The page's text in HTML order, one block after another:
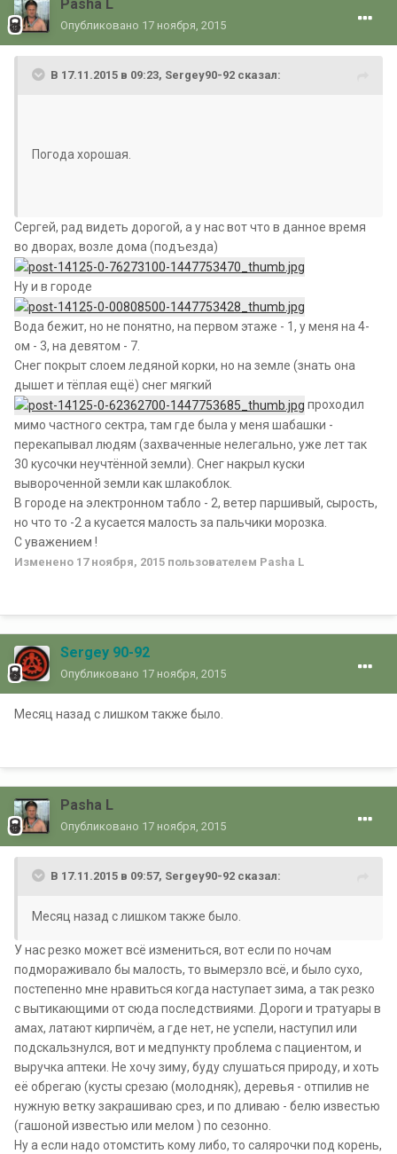
Pasha L
Опубликовано 17 ноября, 2015
В 17.11.2015 в 09:23, Sergey90-92 сказал:
Погода хорошая.
Сергей, рад видеть дорогой, а у нас вот что в данное время
во дворах, возле дома (подъезда)
Ну и в городе
Вода бежит, но не понятно, на первом этаже - 1, у меня на 4-
ом - 3, на девятом - 7.
Снег покрыт слоем ледяной корки, но на земле (знать она
дышет и тёплая ещё) снег мягкий
проходил
мимо частного сектра, там где была у меня шабашки -
перекапывал людям (захваченные нелегально, уже лет так
30 кусочки неучтённой земли). Снег накрыл куски
вывороченной земли как шлакоблок.
В городе на электронном табло - 2, ветер паршивый, сырость,
но что то -2 а кусается малость за пальчики морозка.
С уважением !
Изменено 17 ноября, 2015 пользователем Pasha L
Sergey 90-92
Опубликовано 17 ноября, 2015
Месяц назад с лишком также было.
Pasha L
Опубликовано 17 ноября, 2015
В 17.11.2015 в 09:57, Sergey90-92 сказал:
Месяц назад с лишком также было.
У нас резко может всё измениться, вот если по ночам
подмораживало бы малость, то вымерзло всё, и было сухо,
постепенно мне нравиться когда наступает зима, а так резко
с вытикающими от сюда последствиями. Дороги и тратуары в
амах, латают кирпичём, а где нет, не успели, наступил или
подскальзнулся, вот и медпункту проблема с пациентом, и
выручка аптеки. Не хочу зиму, буду слушаться природу, и хоть
её обрегаю (кусты срезаю (молодняк), деревья - отпилив не
нужную ветку закрашиваю срез, и по дливаю - белю известью
(гашоной известью или мелом ) по сезонно.
Ну а если надо отомстить кому либо, то салярочки под корень,